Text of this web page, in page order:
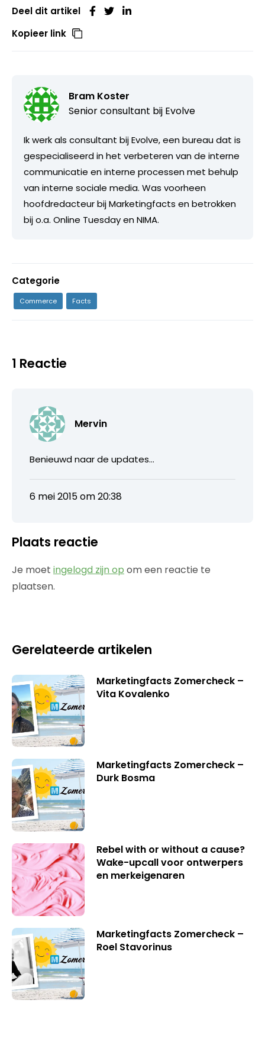
Deel dit artikel
Kopieer link
Bram Koster
Senior consultant bij Evolve
Ik werk als consultant bij Evolve, een bureau dat is
gespecialiseerd in het verbeteren van de interne
communicatie en interne processen met behulp
van interne sociale media. Was voorheen
hoofdredacteur bij Marketingfacts en betrokken
bij o.a. Online Tuesday en NIMA.
Categorie
Commerce Facts
1 Reactie
Mervin
Benieuwd naar de updates…
6 mei 2015 om 20:38
Plaats reactie
Je moet ingelogd zijn op om een reactie te
plaatsen.
Gerelateerde artikelen
Marketingfacts Zomercheck –
Vita Kovalenko
Marketingfacts Zomercheck –
Durk Bosma
Rebel with or without a cause?
Wake-upcall voor ontwerpers
en merkeigenaren
Marketingfacts Zomercheck –
Roel Stavorinus